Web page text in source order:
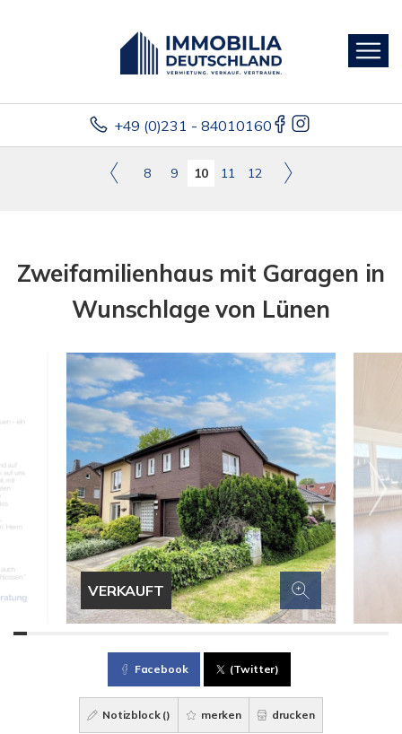
+49 (0)231 - 84010160
8 9 10 11 12
Zweifamilienhaus mit Garagen in
Wunschlage von Lünen
VERKAUFT
Facebook (Twitter)
Notizblock () merken drucken